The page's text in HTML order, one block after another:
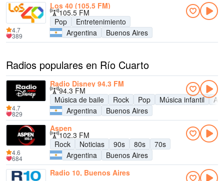
Los 40 (105.5 FM)
105.5 FM
Pop
Entretenimiento
Argentina
Buenos Aires
4.7
389
Radios populares en Río Cuarto
Radio Disney 94.3 FM
94.3 FM
Música de baile
Rock Pop Música infantil
Argentina
Buenos Aires
4.7
829
Aspen
102.3 FM
Rock
Noticias 90s 80s
70s
Argentina
Buenos Aires
4.6
684
Radio 10, Buenos Aires